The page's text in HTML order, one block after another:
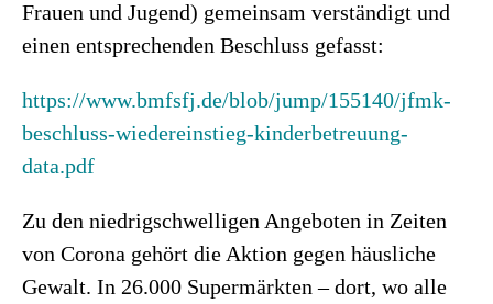
Frauen und Jugend) gemeinsam verständigt und
einen entsprechenden Beschluss gefasst:
https://www.bmfsfj.de/blob/jump/155140/jfmk-
beschluss-wiedereinstieg-kinderbetreuung-
data.pdf
Zu den niedrigschwelligen Angeboten in Zeiten
von Corona gehört die Aktion gegen häusliche
Gewalt. In 26.000 Supermärkten – dort, wo alle